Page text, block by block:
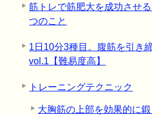
筋トレで筋肥大を成功させ
つのこと
1日10分3種目。腹筋を引き
vol.1【難易度高】
トレーニングテクニック
大胸筋の上部を効果的に